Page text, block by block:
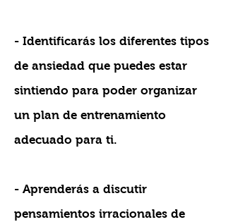
- Identificarás los diferentes tipos
de ansiedad que puedes estar
sintiendo para poder organizar
un plan de entrenamiento
adecuado para ti.
- Aprenderás a discutir
pensamientos irracionales de